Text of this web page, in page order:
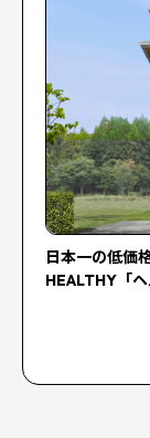
日本一の低価
HEALTHY「ヘ